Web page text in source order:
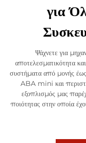
για
Ψάχνετε για
αποτελεσματικότητα
συστήματα από μονής
ABA mini και
εξοπλισμός μας
ποιότητας στην οποία